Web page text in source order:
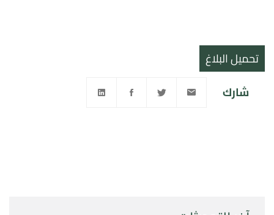
تحميل البلاغ
شارك